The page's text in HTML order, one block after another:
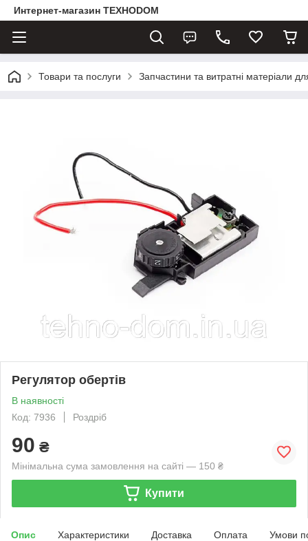
Интернет-магазин ТЕХНОDOM
Товари та послуги Запчастини та витратні матеріали
Регулятор обертів
В наявності
Код: 7936
Роздріб
90 ₴
Мінімальна сума замовлення на сайті — 150 ₴
Купити
Опис Характеристики Доставка Оплата Умови